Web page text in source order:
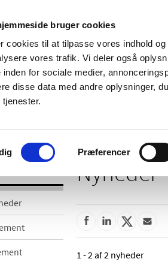
bruger cookies
cookies til at tilpasse vores indhold
vores trafik. Vi deler også
inden for sociale medier,
disse data med andre oplysninger,
Præferencer
Bivirkninger og
produktinformation
Nyheder
1 - 2 af 2 nyheder